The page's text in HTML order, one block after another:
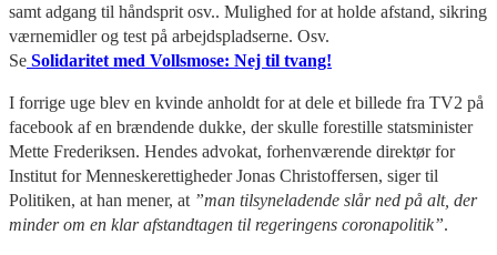
samt adgang til håndsprit osv.. Mulighed for at holde afstand, sikring
værnemidler og test på arbejdspladserne. Osv.
Se Solidaritet med Vollsmose: Nej til tvang!
I forrige uge blev en kvinde anholdt for at dele et billede fra TV2 på
facebook af en brændende dukke, der skulle forestille statsminister
Mette Frederiksen. Hendes advokat, forhenværende direktør for
Institut for Menneskerettigheder Jonas Christoffersen, siger til
Politiken, at han mener, at ”man tilsyneladende slår ned på alt, der
minder om en klar afstandtagen til regeringens coronapolitik”.